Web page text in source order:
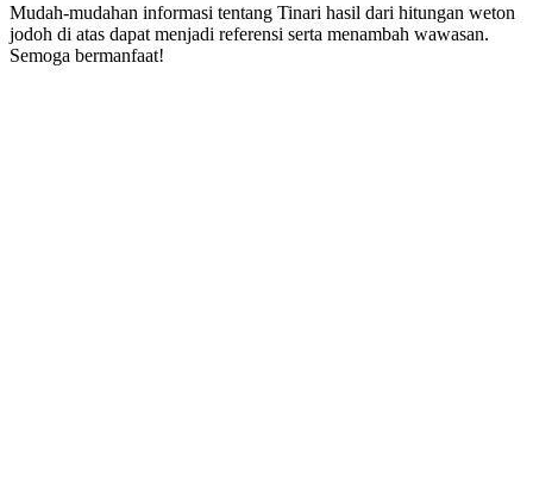
Mudah-mudahan informasi tentang Tinari hasil dari hitungan weton
jodoh di atas dapat menjadi referensi serta menambah wawasan.
Semoga bermanfaat!